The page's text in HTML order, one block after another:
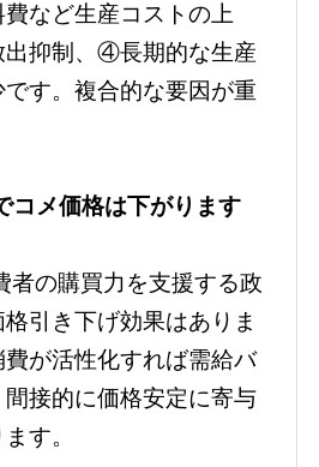
など生産コストの上
抑制、④長期的な生産
す。複合的な要因が重
コメ価格は下がります
者の購買力を支援する政
引き下げ効果はありま
が活性化すれば需給バ
接的に価格安定に寄与
す。